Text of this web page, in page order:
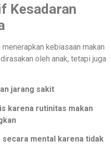
Kesadaran
kebiasaan makan
oleh anak, tetapi juga
jarang sakit
karena rutinitas makan
secara mental karena tidak